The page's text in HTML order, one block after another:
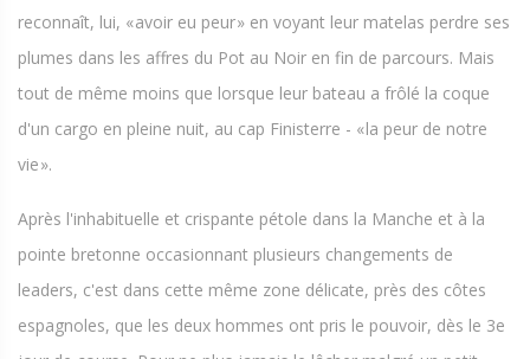
reconnaît, lui, « avoir eu peur » en voyant leur matelas perdre ses
plumes dans les affres du Pot au Noir en fin de parcours. Mais
tout de même moins que lorsque leur bateau a frôlé la coque
d'un cargo en pleine nuit, au cap Finisterre - « la peur de notre
vie ».
Après l'inhabituelle et crispante pétole dans la Manche et à la
pointe bretonne occasionnant plusieurs changements de
leaders, c'est dans cette même zone délicate, près des côtes
espagnoles, que les deux hommes ont pris le pouvoir, dès le 3e